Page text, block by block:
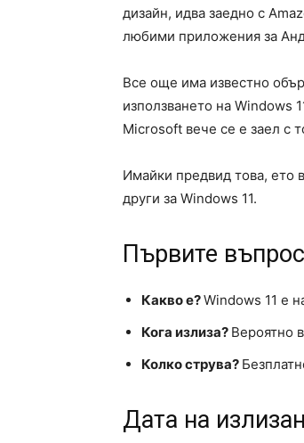
дизайн, идва заедно с
любими приложения за
Все още има известно
използването на Windows
Microsoft вече се е заел с
Имайки предвид това, ето
други за Windows 11.
Първите
Какво е?Windows 11 е
Кога излиза? Вероятно
Колко струва?
Дата на